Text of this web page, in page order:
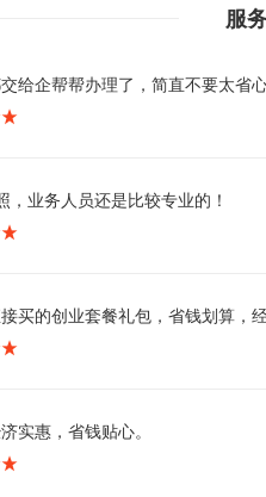
服
给企帮帮办理了，简直不要太省
，业务人员还是比较专业的！
买的创业套餐礼包，省钱划算，
实惠，省钱贴心。